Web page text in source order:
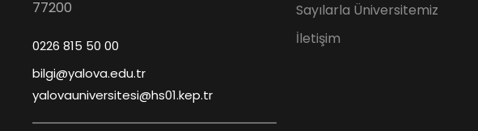
77200
0226 815 50 00
bilgi@yalova.edu.tr
yalovauniversitesi@hs01.kep.tr
Sayılarla Üniversitemiz
İletişim